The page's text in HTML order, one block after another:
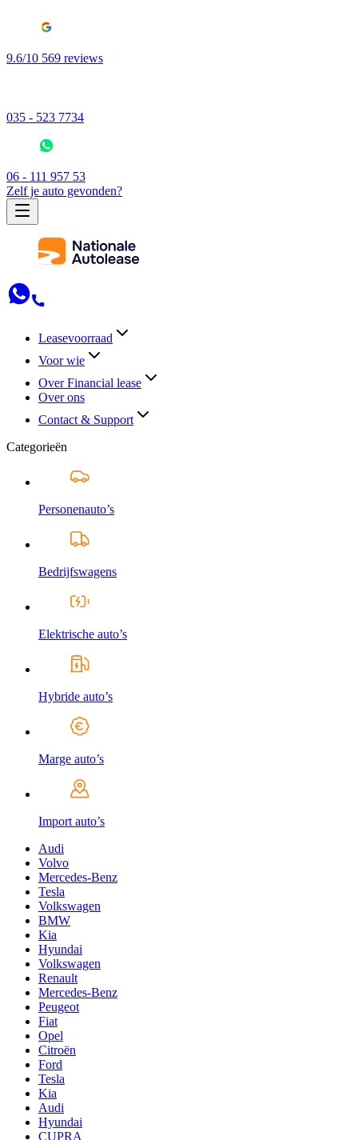
9.6/10 569 reviews
035 - 523 7734
06 - 111 957 53
Zelf je auto gevonden?
Leasevoorraad
Voor wie
Over Financial lease
Over ons
Contact & Support
Categorieën
Personenauto’s
Bedrijfswagens
Elektrische auto’s
Hybride auto’s
Marge auto’s
Import auto’s
Audi
Volvo
Mercedes-Benz
Tesla
Volkswagen
BMW
Kia
Hyundai
Volkswagen
Renault
Mercedes-Benz
Peugeot
Fiat
Opel
Citroën
Ford
Tesla
Kia
Audi
Hyundai
CUPRA